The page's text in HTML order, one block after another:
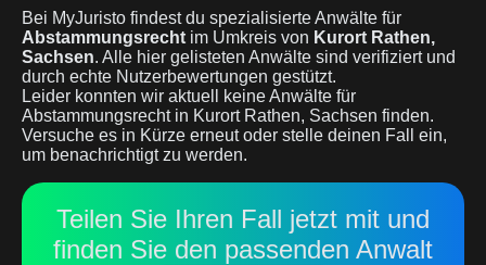
Bei MyJuristo findest du spezialisierte Anwälte für
Abstammungsrecht im Umkreis von Kurort Rathen,
Sachsen. Alle hier gelisteten Anwälte sind verifiziert und
durch echte Nutzerbewertungen gestützt.
Leider konnten wir aktuell keine Anwälte für
Abstammungsrecht in Kurort Rathen, Sachsen finden.
Versuche es in Kürze erneut oder stelle deinen Fall ein,
um benachrichtigt zu werden.
Teilen Sie Ihren Fall jetzt mit und
finden Sie den passenden Anwalt